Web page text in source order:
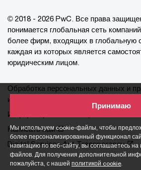
Мы используем cookie-файлы, чтобы
более персонализированный функционал
навигацию по веб-сайту, вы соглашаетесь
файлов. Для получения дополнительной
пожалуйста, с нашей политикой cookie.
Принимаю
© 2018 - 2026 PwC. Все права
понимается глобальная сеть
более фирм, входящих в глобальную
каждая из которых является
юридическим лицом.
Обработка персональных данных и
информация
Информация о cookie-файлах
Написать нам
Digital Services Act Transparency